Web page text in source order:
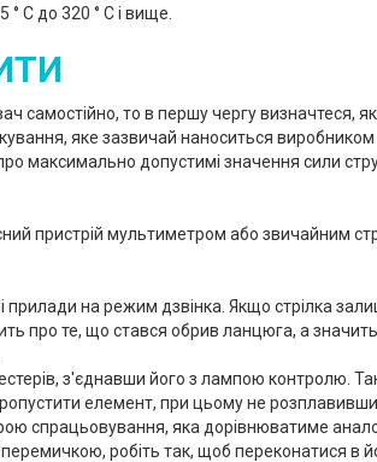
C до 320 ° C і вище.
самостійно, то в першу чергу визначтеся,
яке зазвичай наноситься виробником
максимально допустимі значення сили
пристрій мультиметром або звичайним
прилади на режим дзвінка. Якщо стрілка
про те, що стався обрив ланцюга, а значить
з'єднавши його з лампою контролю.
елемент, при цьому не
спрацьовування, яка дорівнюватиме
робіть так, щоб переконатися в